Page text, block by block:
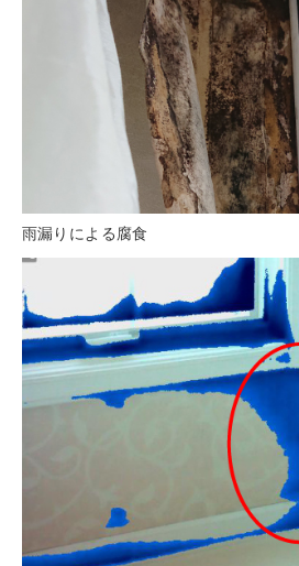
雨漏りによる腐食